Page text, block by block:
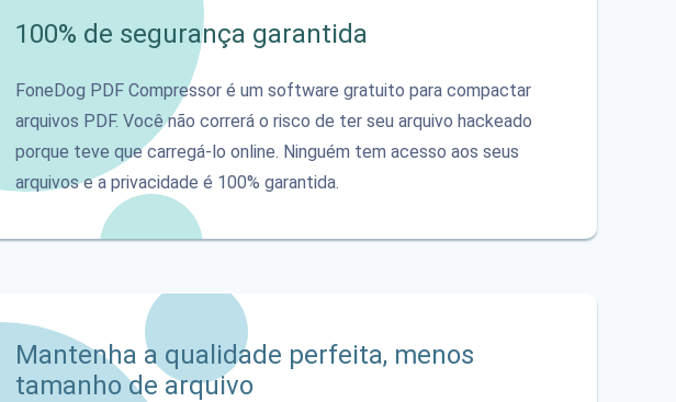
100% de segurança garantida
FoneDog PDF Compressor é um software gratuito para compactar
arquivos PDF. Você não correrá o risco de ter seu arquivo hackeado
porque teve que carregá-lo online. Ninguém tem acesso aos seus
arquivos e a privacidade é 100% garantida.
Mantenha a qualidade perfeita, menos
tamanho de arquivo